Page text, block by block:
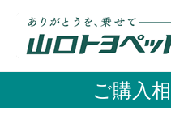
ス
ご購入